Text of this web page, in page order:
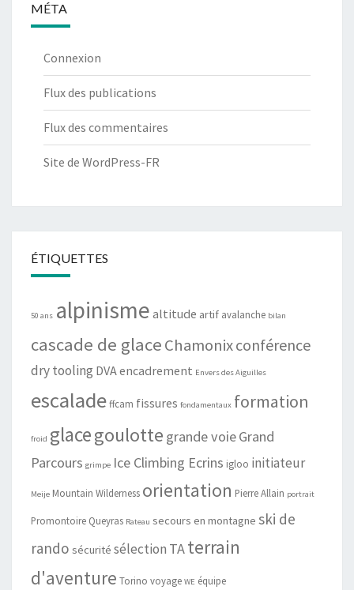
MÉTA
Connexion
Flux des publications
Flux des commentaires
Site de WordPress-FR
ÉTIQUETTES
50 ans alpinisme altitude artif avalanche bilan
cascade de glaceChamonixconférence
dry tooling DVAencadrement Envers des Aiguilles
escaladeffcam fissures fondamentaux formation
froid glacegoulotte grande voieGrand
Parcours grimpe Ice Climbing Ecrins igloo initiateur
Meije Mountain Wilderness orientation Pierre Allain portrait
Promontoire Queyras Rateau secours en montagne ski de
rando sécurité sélection TAterrain
d'aventure Torino voyage WE équipe